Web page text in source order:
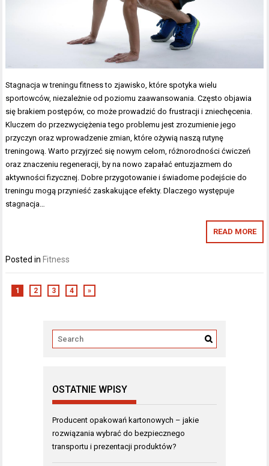
Stagnacja w treningu fitness to zjawisko, które spotyka wielu
sportowców, niezależnie od poziomu zaawansowania. Często objawia
się brakiem postępów, co może prowadzić do frustracji i zniechęcenia.
Kluczem do przezwyciężenia tego problemu jest zrozumienie jego
przyczyn oraz wprowadzenie zmian, które ożywią naszą rutynę
treningową. Warto przyjrzeć się nowym celom, różnorodności ćwiczeń
oraz znaczeniu regeneracji, by na nowo zapałać entuzjazmem do
aktywności fizycznej. Dobre przygotowanie i świadome podejście do
treningu mogą przynieść zaskakujące efekty. Dlaczego występuje
stagnacja…
READ MORE
Posted in Fitness
1 2 3 4 »
OSTATNIE WPISY
Producent opakowań kartonowych – jakie
rozwiązania wybrać do bezpiecznego
transportu i prezentacji produktów?